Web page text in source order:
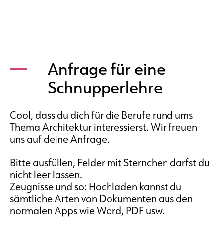
Anfrage für eine
Schnupperlehre
Cool, dass du dich für die Berufe rund ums
Thema Architektur interessierst. Wir freuen
uns auf deine Anfrage.
Bitte ausfüllen, Felder mit Sternchen darfst du
nicht leer lassen.
Zeugnisse und so: Hochladen kannst du
sämtliche Arten von Dokumenten aus den
normalen Apps wie Word, PDF usw.